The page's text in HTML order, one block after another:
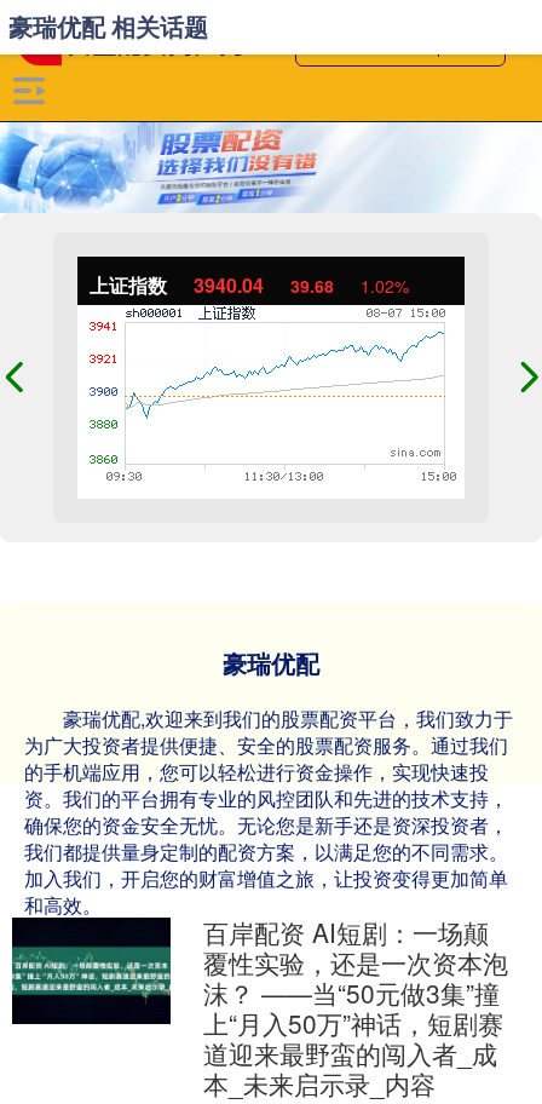
上证指数 3940.04 39.68 1.02%
豪瑞优配
豪瑞优配,欢迎来到我们的股票配资平台，我们致力于
为广大投资者提供便捷、安全的股票配资服务。通过我们
的手机端应用，您可以轻松进行资金操作，实现快速投
资。我们的平台拥有专业的风控团队和先进的技术支持，
确保您的资金安全无忧。无论您是新手还是资深投资者，
我们都提供量身定制的配资方案，以满足您的不同需求。
加入我们，开启您的财富增值之旅，让投资变得更加简单
和高效。
豪瑞优配 相关话题
百岸配资 AI短剧：一场颠
覆性实验，还是一次资本泡
沫？ ——当“50元做3集”撞
上“月入50万”神话，短剧赛
道迎来最野蛮的闯入者_成
本_未来启示录_内容